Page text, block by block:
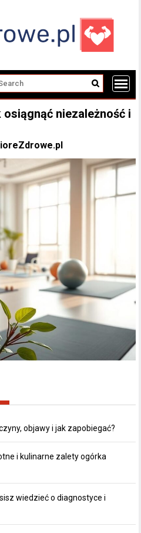
niezależność i
objawy i jak zapobiegać?
i kulinarne zalety ogórka
wiedzieć o diagnostyce i